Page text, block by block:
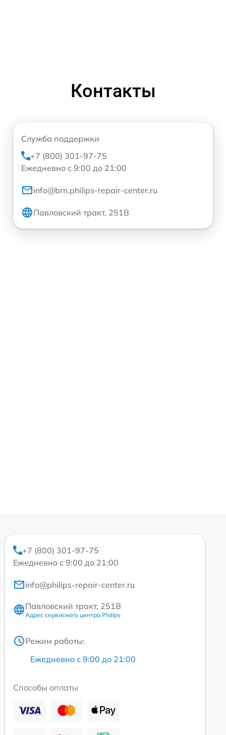
Контакты
Служба поддержки
+7 (800) 301-97-75
Ежедневно с 9:00 до 21:00
info@brn.philips-repair-center.ru
Павловский тракт, 251В
+7 (800) 301-97-75
Ежедневно с 9:00 до 21:00
info@philips-repair-center.ru
Павловский тракт, 251В
Адрес сервисного центра Philips
Режим работы:
Ежедневно с 9:00 до 21:00
Способы оплаты